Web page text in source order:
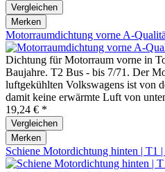
Vergleichen
Merken
Motorraumdichtung vorne A-
Dichtung für Motorraum vorne in
Baujahre. T2 Bus - bis 7/71. Der
luftgekühlten Volkswagens ist von
damit keine erwärmte Luft von
19,24 € *
Vergleichen
Merken
Schiene Motordichtung hinten | T1 |